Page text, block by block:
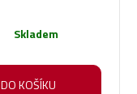
Skladem
DO KOŠÍKU